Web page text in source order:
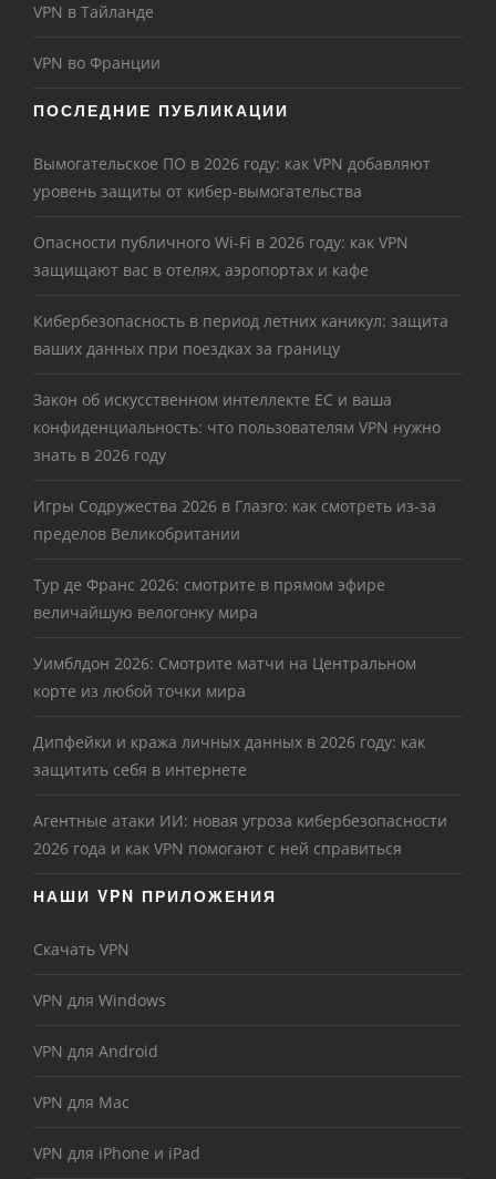
VPN в Тайланде
VPN во Франции
ПОСЛЕДНИЕ ПУБЛИКАЦИИ
Вымогательское ПО в 2026 году: как VPN добавляют
уровень защиты от кибер-вымогательства
Опасности публичного Wi-Fi в 2026 году: как VPN
защищают вас в отелях, аэропортах и кафе
Кибербезопасность в период летних каникул: защита
ваших данных при поездках за границу
Закон об искусственном интеллекте ЕС и ваша
конфиденциальность: что пользователям VPN нужно
знать в 2026 году
Игры Содружества 2026 в Глазго: как смотреть из-за
пределов Великобритании
Тур де Франс 2026: смотрите в прямом эфире
величайшую велогонку мира
Уимблдон 2026: Смотрите матчи на Центральном
корте из любой точки мира
Дипфейки и кража личных данных в 2026 году: как
защитить себя в интернете
Агентные атаки ИИ: новая угроза кибербезопасности
2026 года и как VPN помогают с ней справиться
НАШИ VPN ПРИЛОЖЕНИЯ
Скачать VPN
VPN для Windows
VPN для Android
VPN для Mac
VPN для iPhone и iPad